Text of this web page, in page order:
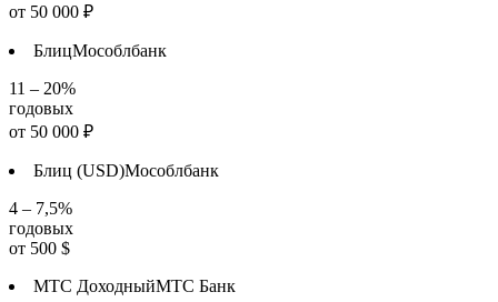
от 50 000 ₽
БлицМособлбанк
11 – 20%
годовых
от 50 000 ₽
Блиц (USD)Мособлбанк
4 – 7,5%
годовых
от 500 $
МТС ДоходныйМТС Банк